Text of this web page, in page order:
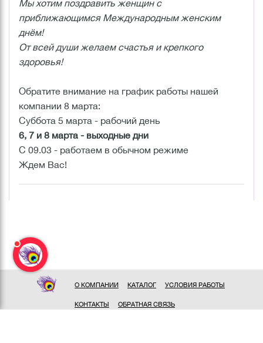
Мы хотим поздравить женщин с
приближающимся Международным женским
днём!
От всей души желаем счастья и крепкого
здоровья!
Обратите внимание на график работы нашей
компании 8 марта:
Суббота 5 марта - рабочий день
6, 7 и 8 марта - выходные дни
С 09.03 - работаем в обычном режиме
Ждем Вас!
О КОМПАНИИ КАТАЛОГ УСЛОВИЯ РАБОТЫ
КОНТАКТЫ ОБРАТНАЯ СВЯЗЬ